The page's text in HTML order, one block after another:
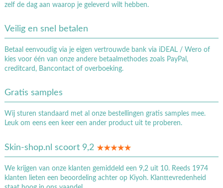
zelf de dag aan waarop je geleverd wilt hebben.
Veilig en snel betalen
Betaal eenvoudig via je eigen vertrouwde bank via iDEAL / Wero of
kies voor één van onze andere betaalmethodes zoals PayPal,
creditcard, Bancontact of overboeking.
Gratis samples
Wij sturen standaard met al onze bestellingen gratis samples mee.
Leuk om eens een keer een ander product uit te proberen.
Skin-shop.nl scoort 9,2
We krijgen van onze klanten gemiddeld een 9,2 uit 10. Reeds 1974
klanten lieten een beoordeling achter op Kiyoh. Klanttevredenheid